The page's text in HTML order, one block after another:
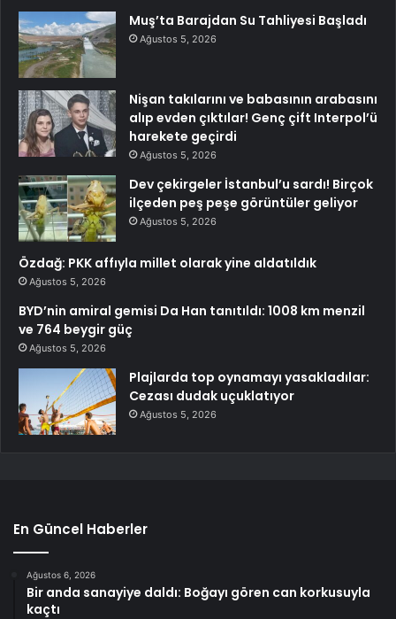
Muş’ta Barajdan Su Tahliyesi Başladı
Ağustos 5, 2026
Nişan takılarını ve babasının arabasını
alıp evden çıktılar! Genç çift Interpol’ü
harekete geçirdi
Ağustos 5, 2026
Dev çekirgeler İstanbul’u sardı! Birçok
ilçeden peş peşe görüntüler geliyor
Ağustos 5, 2026
Özdağ: PKK affıyla millet olarak yine aldatıldık
Ağustos 5, 2026
BYD’nin amiral gemisi Da Han tanıtıldı: 1008 km menzil
ve 764 beygir güç
Ağustos 5, 2026
Plajlarda top oynamayı yasakladılar:
Cezası dudak uçuklatıyor
Ağustos 5, 2026
En Güncel Haberler
Ağustos 6, 2026
Bir anda sanayiye daldı: Boğayı gören can korkusuyla
kaçtı